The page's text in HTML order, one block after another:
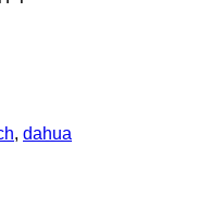
, dahua